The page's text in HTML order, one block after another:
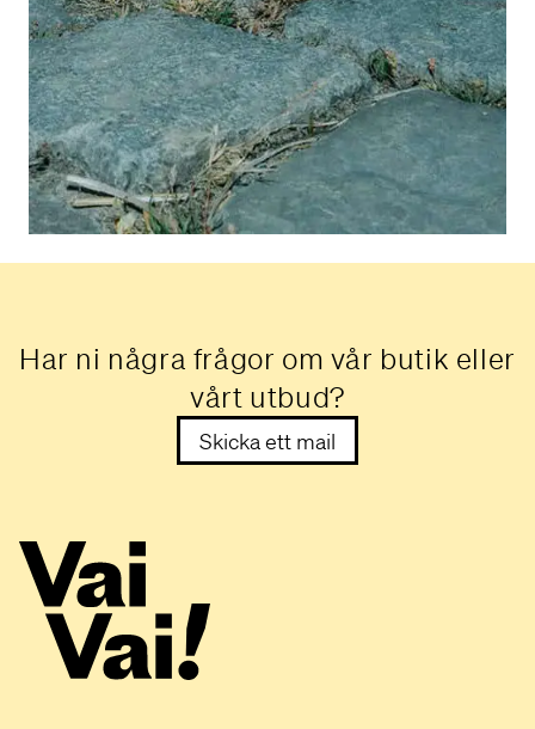
Har ni några frågor om vår butik eller
vårt utbud?
Skicka ett mail